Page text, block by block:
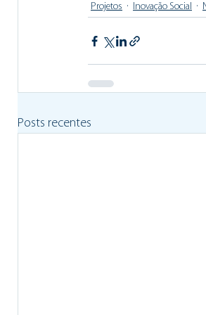
Projetos
Inovação Social
Posts recentes